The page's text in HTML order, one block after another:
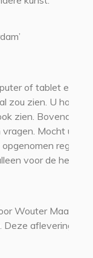
of tablet en
zou zien. U hoort
zien. Bovendien
Mocht u
voor de hele
Wouter Maas,
Deze aflevering